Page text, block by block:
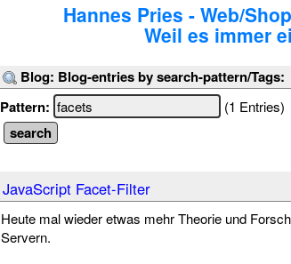
Hannes Pries - Web/
Weil es immer
Blog: Blog-entries by search-pattern/Tags:
Pattern:
(1 Entries)
JavaScript Facet-Filter
Heute mal wieder etwas mehr Theorie und
Servern.